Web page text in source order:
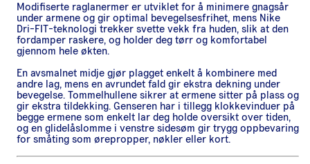
Modifiserte raglanermer er utviklet for å minimere gnagsår
under armene og gir optimal bevegelsesfrihet, mens Nike
Dri-FIT-teknologi trekker svette vekk fra huden, slik at den
fordamper raskere, og holder deg tørr og komfortabel
gjennom hele økten.
En avsmalnet midje gjør plagget enkelt å kombinere med
andre lag, mens en avrundet fald gir ekstra dekning under
bevegelse. Tommelhullene sikrer at ermene sitter på plass og
gir ekstra tildekking. Genseren har i tillegg klokkevinduer på
begge ermene som enkelt lar deg holde oversikt over tiden,
og en glidelåslomme i venstre sidesøm gir trygg oppbevaring
for småting som ørepropper, nøkler eller kort.